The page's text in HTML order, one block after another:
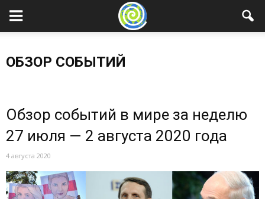
ОБЗОР СОБЫТИЙ
Справочник
Страны Школа аналитики
Обзор событий в мире за неделю
27 июля — 2 августа 2020 года
4 августа 2020